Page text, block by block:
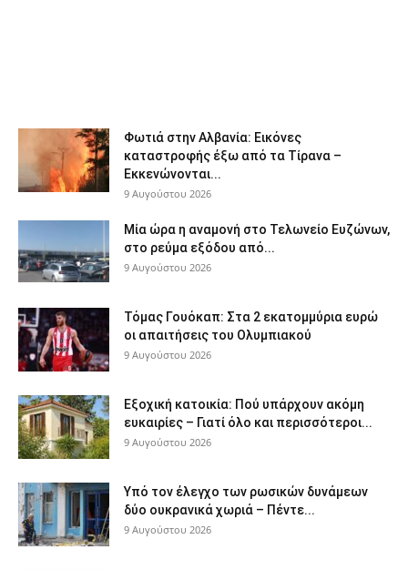
Φωτιά στην Αλβανία: Εικόνες
καταστροφής έξω από τα Τίρανα –
Εκκενώνονται...
9 Αυγούστου 2026
Μία ώρα η αναμονή στο Τελωνείο Ευζώνων,
στο ρεύμα εξόδου από...
9 Αυγούστου 2026
Τόμας Γουόκαπ: Στα 2 εκατομμύρια ευρώ
οι απαιτήσεις του Ολυμπιακού
9 Αυγούστου 2026
Εξοχική κατοικία: Πού υπάρχουν ακόμη
ευκαιρίες – Γιατί όλο και περισσότεροι...
9 Αυγούστου 2026
Υπό τον έλεγχο των ρωσικών δυνάμεων
δύο ουκρανικά χωριά – Πέντε...
9 Αυγούστου 2026